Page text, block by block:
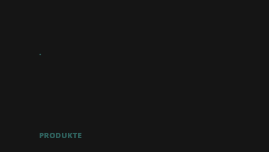
.
PRODUKTE